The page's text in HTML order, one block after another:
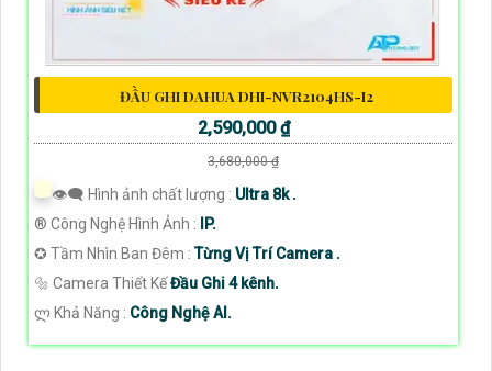
ĐẦU GHI DAHUA DHI-NVR2104HS-I2
2,590,000 ₫
3,680,000 ₫
👁️‍🗨 Hình ảnh chất lượng : Ultra 8k .
®️ Công Nghệ Hình Ảnh :
IP.
✪ Tầm Nhìn Ban Đêm :Từng Vị Trí Camera .
🔩 Camera Thiết KếĐầu Ghi 4 kênh.
️ლ Khả Năng : Công Nghệ AI.